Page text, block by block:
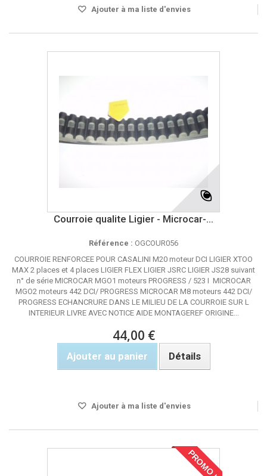
Ajouter à ma liste d'envies
Courroie qualite Ligier - Microcar-...
Référence : OGCOUR056
COURROIE RENFORCEE POUR CASALINI M20 moteur DCI LIGIER XTOO
MAX 2 places et 4 places LIGIER FLEX LIGIER JSRC LIGIER JS28 suivant
n° de série MICROCAR MGO1 moteurs PROGRESS / 523 I MICROCAR
MGO2 moteurs 442 DCI/ PROGRESS MICROCAR M8 moteurs 442 DCI/
PROGRESS ECHANCRURE DANS LE MILIEU DE LA COURROIE SUR L
INTERIEUR LIVRE AVEC NOTICE AIDE MONTAGEREF ORIGINE...
44,00 €
Ajouter au panier Détails
Ajouter à ma liste d'envies
PROMO !